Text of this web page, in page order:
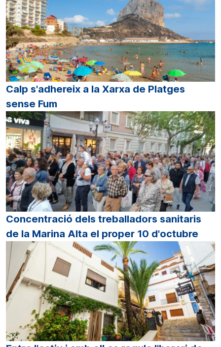
Calp s'adhereix a la Xarxa de Platges
sense Fum
Concentració dels treballadors sanitaris
de la Marina Alta el proper 10 d'octubre